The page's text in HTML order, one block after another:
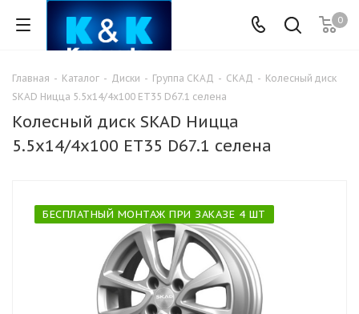
0
Главная - Каталог - Диски - Группа СКАД - СКАД - Колесный диск
SKAD Ницца 5.5x14/4x100 ET35 D67.1 селена
Колесный диск SKAD Ницца
5.5x14/4x100 ET35 D67.1 селена
БЕСПЛАТНЫЙ МОНТАЖ ПРИ ЗАКАЗЕ 4 ШТ